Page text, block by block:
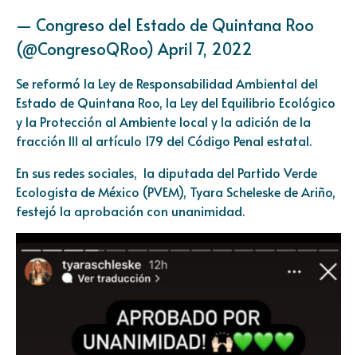
— Congreso del Estado de Quintana Roo
(@CongresoQRoo)April 7, 2022
Se reformó la Ley de Responsabilidad Ambiental del
Estado de Quintana Roo, la Ley del Equilibrio Ecológico
y la Protección al Ambiente local y la adición de la
fracción III al artículo 179 del Código Penal estatal.
En sus redes sociales, la diputada del Partido Verde
Ecologista de México (PVEM), Tyara Scheleske de Ariño,
festejó la aprobación con unanimidad.